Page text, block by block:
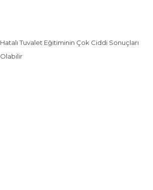
Hatalı Tuvalet Eğitiminin Çok Ciddi Sonuçları
Olabilir